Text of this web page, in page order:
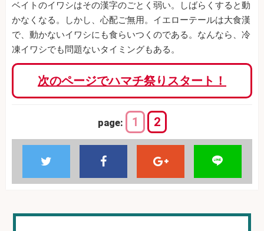
ベイトのイワシはその漢字のごとく弱い。しばらくすると動
かなくなる。しかし、心配ご無用。イエローテールは大食漢
で、動かないイワシにも食らいつくのである。なんなら、冷
凍イワシでも問題ないタイミングもある。
次のページでハマチ祭りスタート！
page: 1 2